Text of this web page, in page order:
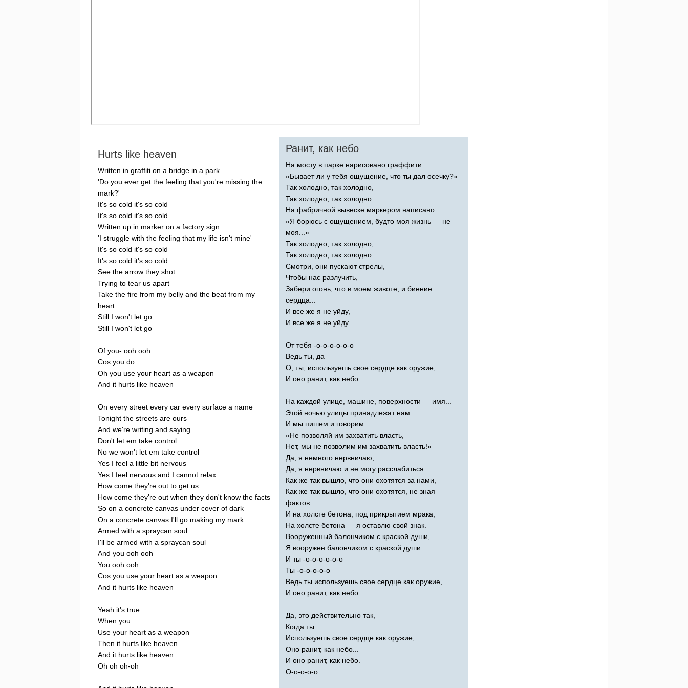
Hurts like heaven
Written in graffiti on a bridge in a park
'Do you ever get the feeling that you're missing the
mark?'
It's so cold it's so cold
It's so cold it's so cold
Written up in marker on a factory sign
'I struggle with the feeling that my life isn't mine'
It's so cold it's so cold
It's so cold it's so cold
See the arrow they shot
Trying to tear us apart
Take the fire from my belly and the beat from my
heart
Still I won't let go
Still I won't let go
Of you- ooh ooh
Cos you do
Oh you use your heart as a weapon
And it hurts like heaven
On every street every car every surface a name
Tonight the streets are ours
And we're writing and saying
Don't let em take control
No we won't let em take control
Yes I feel a little bit nervous
Yes I feel nervous and I cannot relax
How come they're out to get us
How come they're out when they don't know the facts
So on a concrete canvas under cover of dark
On a concrete canvas I'll go making my mark
Armed with a spraycan soul
I'll be armed with a spraycan soul
And you ooh ooh
You ooh ooh
Cos you use your heart as a weapon
And it hurts like heaven
Yeah it's true
When you
Use your heart as a weapon
Then it hurts like heaven
And it hurts like heaven
Oh oh oh-oh
Ранит, как небо
На мосту в парке нарисовано граффити:
«Бывает ли у тебя ощущение, что ты дал осечку?»
Так холодно, так холодно,
Так холодно, так холодно...
На фабричной вывеске маркером написано:
«Я борюсь с ощущением, будто моя жизнь — не
моя...»
Так холодно, так холодно,
Так холодно, так холодно...
Смотри, они пускают стрелы,
Чтобы нас разлучить,
Забери огонь, что в моем животе, и биение
сердца...
И все же я не уйду,
И все же я не уйду...
От тебя -о-о-о-о-о-о
Ведь ты, да
О, ты, используешь свое сердце как оружие,
И оно ранит, как небо...
На каждой улице, машине, поверхности — имя...
Этой ночью улицы принадлежат нам.
И мы пишем и говорим:
«Не позволяй им захватить власть,
Нет, мы не позволим им захватить власть!»
Да, я немного нервничаю,
Да, я нервничаю и не могу расслабиться.
Как же так вышло, что они охотятся за нами,
Как же так вышло, что они охотятся, не зная
фактов...
И на холсте бетона, под прикрытием мрака,
На холсте бетона — я оставлю свой знак.
Вооруженный балончиком с краской души,
Я вооружен балончиком с краской души.
И ты -о-о-о-о-о-о
Ты -о-о-о-о-о
Ведь ты используешь свое сердце как оружие,
И оно ранит, как небо...
Да, это действительно так,
Когда ты
Используешь свое сердце как оружие,
Оно ранит, как небо...
И оно ранит, как небо.
О-о-о-о-о